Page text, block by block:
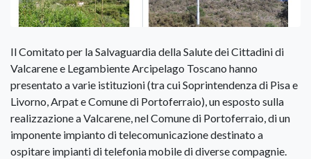
Il Comitato per la Salvaguardia della Salute dei Cittadini di
Valcarene e Legambiente Arcipelago Toscano hanno
presentato a varie istituzioni (tra cui Soprintendenza di Pisa e
Livorno, Arpat e Comune di Portoferraio), un esposto sulla
realizzazione a Valcarene, nel Comune di Portoferraio, di un
imponente impianto di telecomunicazione destinato a
ospitare impianti di telefonia mobile di diverse compagnie.